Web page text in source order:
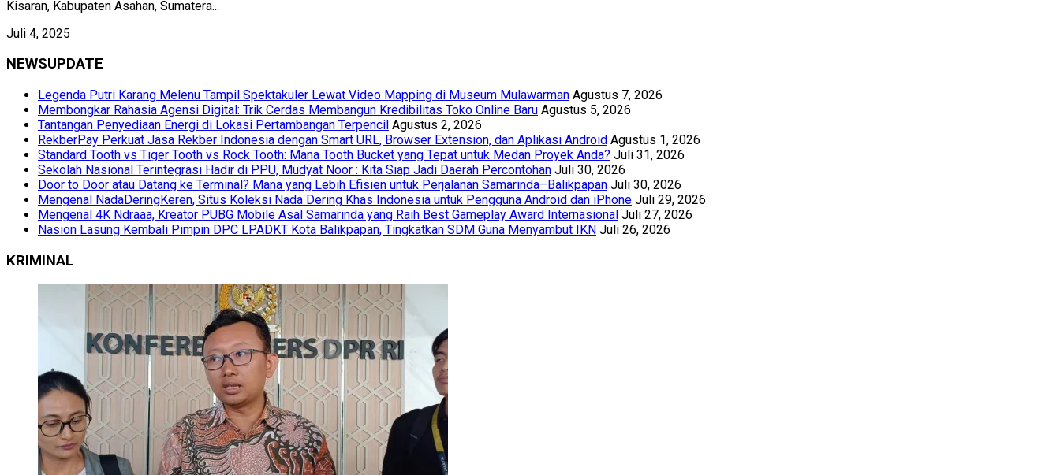
Kisaran, Kabupaten Asahan, Sumatera...
Juli 4, 2025
NEWSUPDATE
Legenda Putri Karang Melenu Tampil Spektakuler Lewat Video Mapping di Museum Mulawarman Agustus 7, 2026
Membongkar Rahasia Agensi Digital: Trik Cerdas Membangun Kredibilitas Toko Online Baru Agustus 5, 2026
Tantangan Penyediaan Energi di Lokasi Pertambangan Terpencil Agustus 2, 2026
RekberPay Perkuat Jasa Rekber Indonesia dengan Smart URL, Browser Extension, dan Aplikasi Android Agustus 1, 2026
Standard Tooth vs Tiger Tooth vs Rock Tooth: Mana Tooth Bucket yang Tepat untuk Medan Proyek Anda? Juli 31, 2026
Sekolah Nasional Terintegrasi Hadir di PPU, Mudyat Noor : Kita Siap Jadi Daerah Percontohan Juli 30, 2026
Door to Door atau Datang ke Terminal? Mana yang Lebih Efisien untuk Perjalanan Samarinda–Balikpapan Juli 30, 2026
Mengenal NadaDeringKeren, Situs Koleksi Nada Dering Khas Indonesia untuk Pengguna Android dan iPhone Juli 29, 2026
Mengenal 4K Ndraaa, Kreator PUBG Mobile Asal Samarinda yang Raih Best Gameplay Award Internasional Juli 27, 2026
Nasion Lasung Kembali Pimpin DPC LPADKT Kota Balikpapan, Tingkatkan SDM Guna Menyambut IKN Juli 26, 2026
KRIMINAL